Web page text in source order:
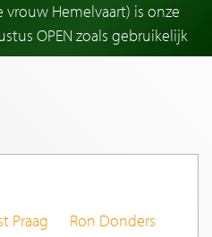
vrouw Hemelvaart) is onze
OPEN zoals gebruikelijk
Praag
Ron Donders